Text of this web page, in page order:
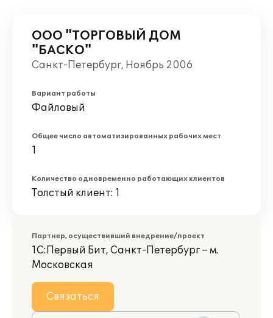
ООО "ТОРГОВЫЙ ДОМ
"БАСКО"
Санкт-Петербург, Ноябрь 2006
Вариант работы
Файловый
Общее число автоматизированных рабочих мест
1
Количество одновременно работающих клиентов
Толстый клиент: 1
Партнер, осуществивший внедрение/проект
1С:Первый Бит, Санкт-Петербург – м.
Московская
Связаться